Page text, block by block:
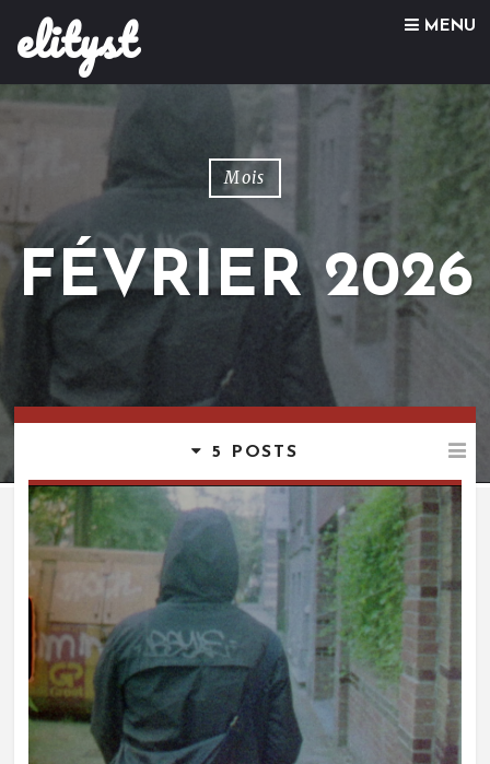
elityst MENU
Skip to content
Mois
FÉVRIER 2026
5 POSTS